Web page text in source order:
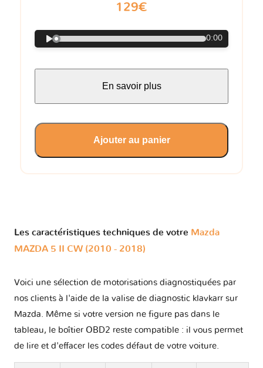
129€
0:00
En savoir plus
Ajouter au panier
Les caractéristiques techniques de votre Mazda
MAZDA 5 II CW (2010 - 2018)
Voici une sélection de motorisations diagnostiquées par
nos clients à l'aide de la valise de diagnostic klavkarr sur
Mazda. Même si votre version ne figure pas dans le
tableau, le boîtier OBD2 reste compatible : il vous permet
de lire et d'effacer les codes défaut de votre voiture.